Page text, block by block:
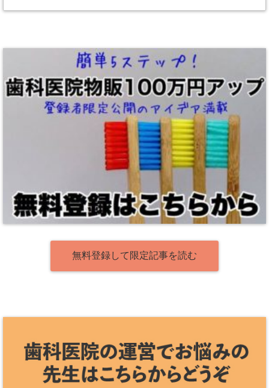
無料登録して限定記事を読む